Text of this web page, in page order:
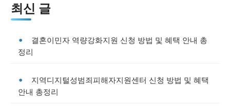
최신 글
결혼이민자 역량강화지원 신청 방법 및 혜택 안내 총
정리
지역디지털성범죄피해자지원센터 신청 방법 및 혜택
안내 총정리